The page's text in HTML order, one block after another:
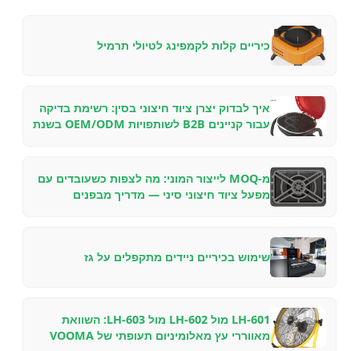
כיריים קלות לקמפינג לטיולי תרמיל
איך לבדוק יצרן ציוד חיצוני בסין: רשימת בדיקה
עבור קניינים B2B לשותפויות OEM/ODM בשנת
מ-MOQ לייצור המוני: מה לצפות כשעובדים עם
מפעל ציוד חיצוני סיני — מדריך מבפנים
שימוש בכיריים ניידים מתקפלים על גז
LH-601 מול LH-602 מול LH-603: השוואת
מאווררי עץ מאלומיניום תעופתי של VOOMA